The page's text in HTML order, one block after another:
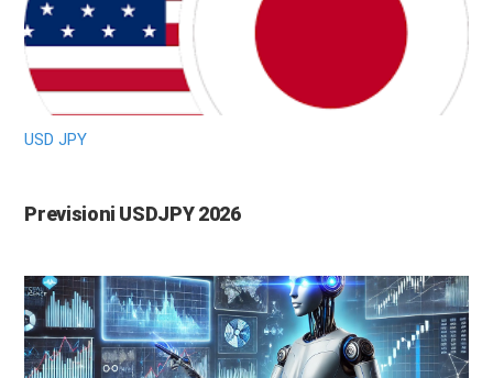
USD JPY
Previsioni USDJPY 2026